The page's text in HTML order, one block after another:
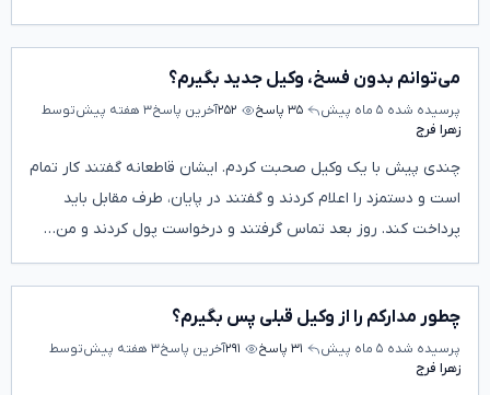
می‌توانم بدون فسخ، وکیل جدید بگیرم؟
پرسیده شده ۵ ماه پیش ۳۵ پاسخ ۲۵۲آخرین پاسخ۳ هفته پیش
توسط
زهرا فرج
چندی پیش با یک وکیل صحبت کردم. ایشان قاطعانه گفتند کار تمام
است و دستمزد را اعلام کردند و گفتند در پایان، طرف مقابل باید
پرداخت کند. روز بعد تماس گرفتند و درخواست پول کردند و من…
چطور مدارکم را از وکیل قبلی پس بگیرم؟
پرسیده شده ۵ ماه پیش ۳۱ پاسخ ۲۹۱آخرین پاسخ۳ هفته پیش
توسط
زهرا فرج